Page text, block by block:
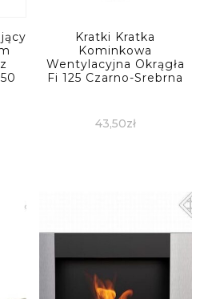
Kratki Kratka
Kominkowa
Wentylacyjna Okrągła
Fi 125 Czarno-Srebrna
43,50zł